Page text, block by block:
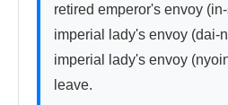
retired emperor's envoy
imperial lady's envoy (dai-
imperial lady's envoy
leave.